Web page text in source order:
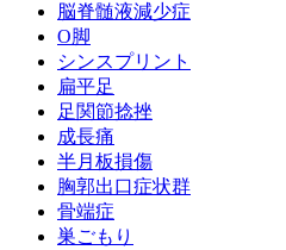
脳脊髄液減少症
O脚
シンスプリント
扁平足
足関節捻挫
成長痛
半月板損傷
胸郭出口症状群
骨端症
巣ごもり